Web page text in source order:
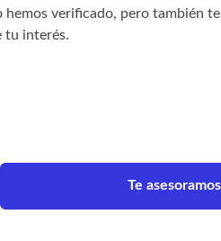
hemos verificado, pero también
tu interés.
Te